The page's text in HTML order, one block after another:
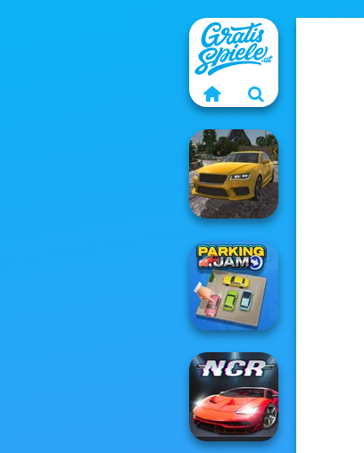
Real Drift
Multiplayer
Parking Jam